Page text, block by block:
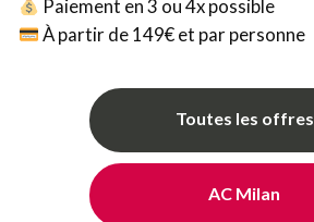
Paiement en 3 ou 4x possible
À partir de 149€ et par personne
Toutes les offres
AC Milan